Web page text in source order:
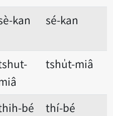
kan sé-kan
tshu̍t-miâ
bé thí-bé